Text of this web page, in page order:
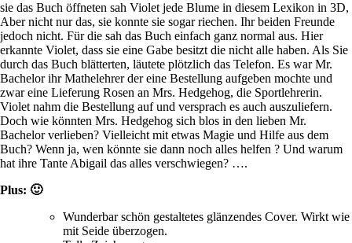
sie das Buch öffneten sah Violet jede Blume in diesem Lexikon in 3D,
Aber nicht nur das, sie konnte sie sogar riechen. Ihr beiden Freunde
jedoch nicht. Für die sah das Buch einfach ganz normal aus. Hier
erkannte Violet, dass sie eine Gabe besitzt die nicht alle haben. Als Sie
durch das Buch blätterten, läutete plötzlich das Telefon. Es war Mr.
Bachelor ihr Mathelehrer der eine Bestellung aufgeben mochte und
zwar eine Lieferung Rosen an Mrs. Hedgehog, die Sportlehrerin.
Violet nahm die Bestellung auf und versprach es auch auszuliefern.
Doch wie könnten Mrs. Hedgehog sich blos in den lieben Mr.
Bachelor verlieben? Vielleicht mit etwas Magie und Hilfe aus dem
Buch? Wenn ja, wen könnte sie dann noch alles helfen ? Und warum
hat ihre Tante Abigail das alles verschwiegen? ….
Plus: 🙂
Wunderbar schön gestaltetes glänzendes Cover. Wirkt wie
mit Seide überzogen.